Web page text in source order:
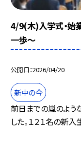
4/9(木)入学式・始
一歩～
公開日 2026/04/20
新中の今
前日までの嵐のよう
した。１２１名の新